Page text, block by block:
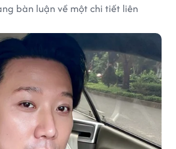
bàn luận về một chi tiết liên